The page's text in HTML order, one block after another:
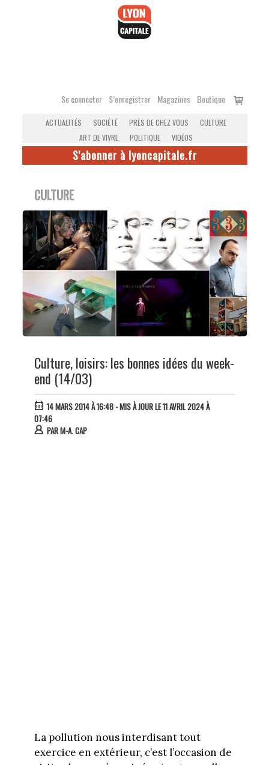
Se connecter S’enregistrer Magazines Boutique
Voir
ACTUALITÉS SOCIÉTÉ PRÈS DE CHEZ VOUS
CULTURE
ART DE VIVRE
POLITIQUE VIDÉOS
S'abonner à lyoncapitale.fr
CULTURE
Culture, loisirs: les bonnes idées du week-
end (14/03)
14 MARS 2014 À 16:48- MIS À JOUR LE 11 AVRIL 2024 À
07:46
PARM-A. CAP
La pollution nous interdisant tout
exercice en extérieur, c’est l’occasion de